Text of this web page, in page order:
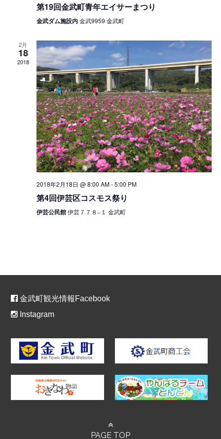
第19回金武町青年エイサーまつり
金武ダム施設内金武9959 金武町
2月
18
2018
2018年2月18日 @ 8:00 AM-5:00 PM
第4回伊芸区コスモス祭り
伊芸公民館伊芸７７８−１ 金武町
金武町観光情報Facebook
Instagram
PAGE TOP